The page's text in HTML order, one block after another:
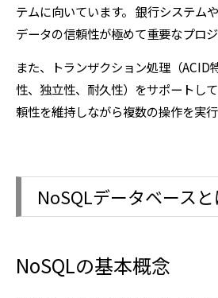
テムに向いています。 銀行システム
データの信頼性が極めて重要なプロジ
また、トランザクション処理（ACID
性、独立性、耐久性）をサポートし
頼性を維持しながら複数の操作を実行
NoSQLデータベースと
NoSQLの基本概念